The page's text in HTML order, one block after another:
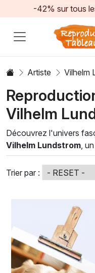
-42% sur tous
Artiste Vilhelm
Vilhelm
Découvrez l'univers
Vilhelm Lundstrom ,
les époques. Ses
capturent l'essence des
scènes intimistes.
couleurs et des
atmosphères uniques
Chaque tableau de la
témoigne d'une
pigments et des coups
œuvres d'art qui
paysages majestueux
Trier par :